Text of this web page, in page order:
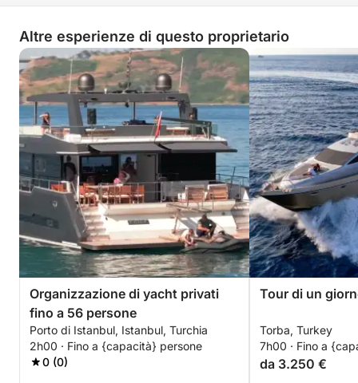
Altre esperienze di questo proprietario
Organizzazione di yacht privati
fino a 56 persone
Porto di Istanbul, Istanbul, Turchia
2h00 · Fino a {capacità} persone
0 (0)
Tour di un
Torba, Turkey
7h00 · Fino a
da 3.250 €